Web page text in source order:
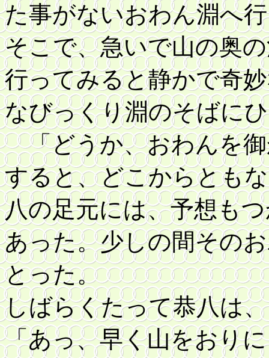
た事がないおわん淵へ
そこで、急いで山の奥
行ってみると静かで奇
なびっくり淵のそばに
「どうか、おわんを御
すると、どこからとも
八の足元には、予想も
あった。少しの間その
とった。
しばらくたって恭八は、
「あっ、早く山をおり